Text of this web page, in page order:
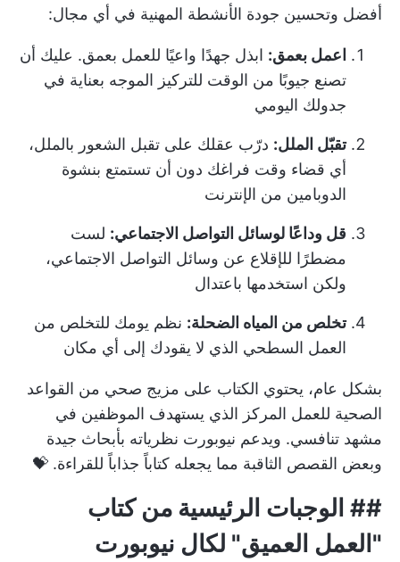
أفضل وتحسين جودة الأنشطة المهنية في أي مجال:
اعمل بعمق: ابذل جهدًا واعيًا للعمل بعمق. عليك أن
تصنع جيوبًا من الوقت للتركيز الموجه بعناية في
جدولك اليومي
تقبّل الملل: درّب عقلك على تقبل الشعور بالملل،
أي قضاء وقت فراغك دون أن تستمتع بنشوة
الدوبامين من الإنترنت
قل وداعًا لوسائل التواصل الاجتماعي: لست
مضطرًا للإقلاع عن وسائل التواصل الاجتماعي،
ولكن استخدمها باعتدال
تخلص من المياه الضحلة: نظم يومك للتخلص من
العمل السطحي الذي لا يقودك إلى أي مكان
بشكل عام، يحتوي الكتاب على مزيج صحي من القواعد
الصحية للعمل المركز الذي يستهدف الموظفين في
مشهد تنافسي. ويدعم نيوبورت نظرياته بأبحاث جيدة
وبعض القصص الثاقبة مما يجعله كتاباً جذاباً للقراءة. 💝
## الوجبات الرئيسية من كتاب
"العمل العميق" لكال نيوبورت